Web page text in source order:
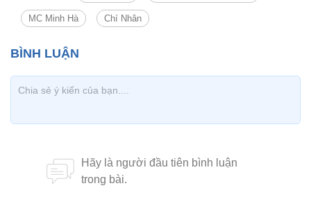
MC Minh Hà Chí Nhân